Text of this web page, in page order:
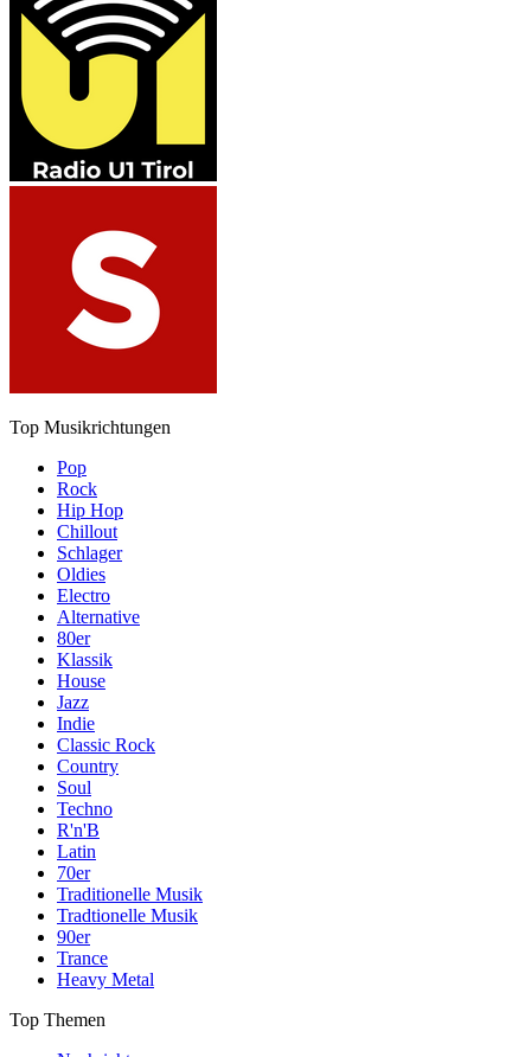
Top Musikrichtungen
Pop
Rock
Hip Hop
Chillout
Schlager
Oldies
Electro
Alternative
80er
Klassik
House
Jazz
Indie
Classic Rock
Country
Soul
Techno
R'n'B
Latin
70er
Traditionelle Musik
Tradtionelle Musik
90er
Trance
Heavy Metal
Top Themen